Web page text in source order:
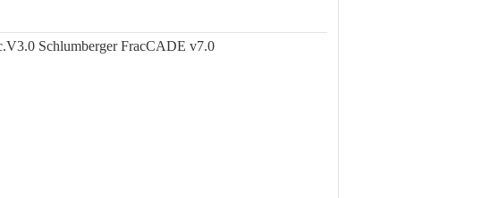
Schlumberger FracCADE v7.0